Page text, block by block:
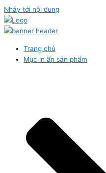
Nhảy tới nội dung
Trang chủ
Mục in ấn sản phẩm